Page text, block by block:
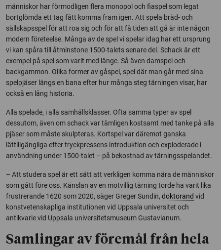
människor har förmodligen flera monopol och fiaspel som legat
bortglömda ett tag fått komma fram igen. Att spela bräd- och
sällskapsspel för att roa sig och för att få tiden att gå är inte någon
modern företeelse. Många av de spel vi spelar idag har ett ursprung
vi kan spåra till åtminstone 1500-talets senare del. Schack är ett
exempel på spel som varit med länge. Så även damspel och
backgammon. Olika former av gåspel, spel där man går med sina
spelpjäser längs en bana efter hur många steg tärningen visar, har
också en lång historia.
Alla spelade, i alla samhällsklasser. Ofta samma typer av spel
dessutom, även om schack var tämligen kostsamt med tanke på alla
pjäser som måste skulpteras. Kortspel var däremot ganska
lättillgängliga efter tryckpressens introduktion och exploderade i
användning under 1500-talet – på bekostnad av tärningsspelandet.
– Att studera spel är ett sätt att verkligen komma nära de människor
som gått före oss. Känslan av en motvillig tärning torde ha varit lika
frustrerande 1620 som 2020, säger Greger Sundin, doktorand vid
konstvetenskapliga institutionen vid Uppsala universitet och
antikvarie vid Uppsala universitetsmuseum Gustavianum.
Samlingar av föremål från hela